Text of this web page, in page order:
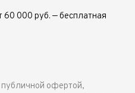
60 000 руб. — бесплатная
офертой,